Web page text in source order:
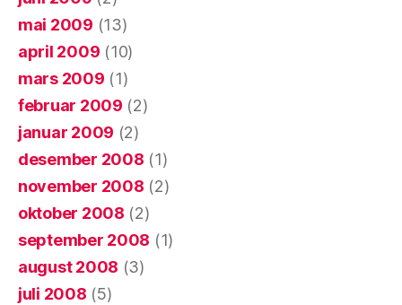
mai 2009 (13)
april 2009 (10)
mars 2009 (1)
februar 2009 (2)
januar 2009 (2)
desember 2008 (1)
november 2008 (2)
oktober 2008 (2)
september 2008 (1)
august 2008 (3)
juli 2008 (5)